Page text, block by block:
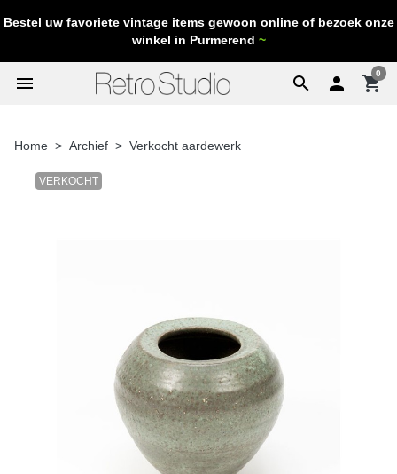
Bestel uw favoriete vintage items gewoon online of bezoek onze
winkel in Purmerend ~
search
menu  shopping_cart
0
Home Archief Verkocht aardewerk
VERKOCHT